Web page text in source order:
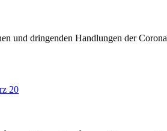
und dringenden Handlungen der
20